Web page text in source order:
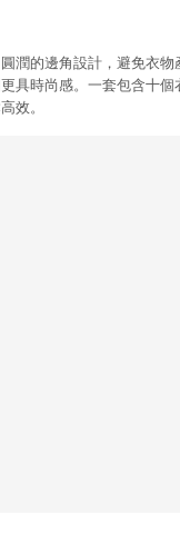
潤的邊角設計，避免衣
具時尚感。一套包含十
效。